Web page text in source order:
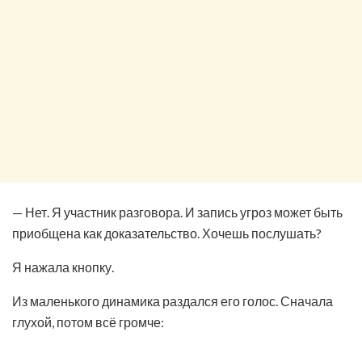
— Нет. Я участник разговора. И запись угроз может быть
приобщена как доказательство. Хочешь послушать?
Я нажала кнопку.
Из маленького динамика раздался его голос. Сначала
глухой, потом всё громче: